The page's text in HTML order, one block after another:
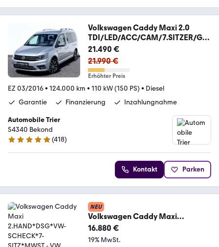
Volkswagen Caddy Maxi 2.0
TDI/LED/ACC/CAM/7.SITZER/GA
RANTIE
21.490 €
21.990 €
Erhöhter Preis
EZ 03/2016• 124.000 km • 110 kW (150 PS) • Diesel
Garantie
Finanzierung Inzahlungnahme
Automobile Trier
54340 Bekond
4.9 Sterne
(418)
Kontakt Parken
NEU
Volkswagen Caddy Maxi
2.HAND*DSG*VW-SCHECK*7-
SITZ*MWST
16.880 €
19% MwSt.